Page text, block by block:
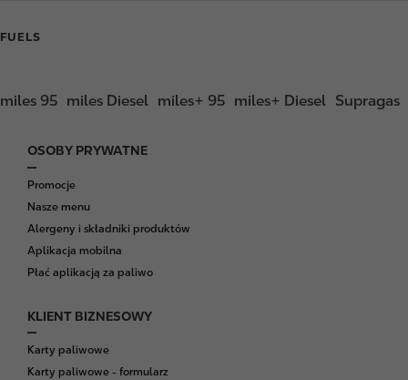
FUELS
miles 95 miles Diesel miles+ 95 miles+ Diesel Supragas
F
o
o
t
e
r
OSOBY PRYWATNE
Promocje
Nasze menu
Alergeny i składniki produktów
Aplikacja mobilna
Płać aplikacją za paliwo
KLIENT BIZNESOWY
Karty paliwowe
Karty paliwowe - formularz